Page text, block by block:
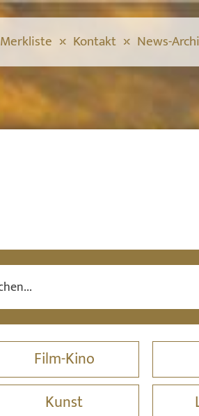
Merkliste Kontakt News-
Film-Kino
Kunst